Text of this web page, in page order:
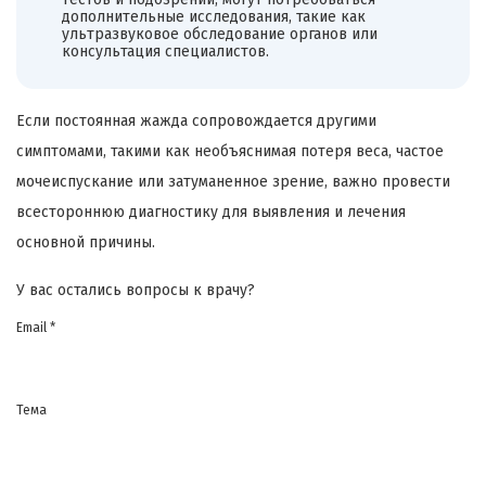
дополнительные исследования, такие как
ультразвуковое обследование органов или
консультация специалистов.
Если постоянная жажда сопровождается другими
симптомами, такими как необъяснимая потеря веса, частое
мочеиспускание или затуманенное зрение, важно провести
всестороннюю диагностику для выявления и лечения
основной причины.
У вас остались вопросы к врачу?
Email *
Тема